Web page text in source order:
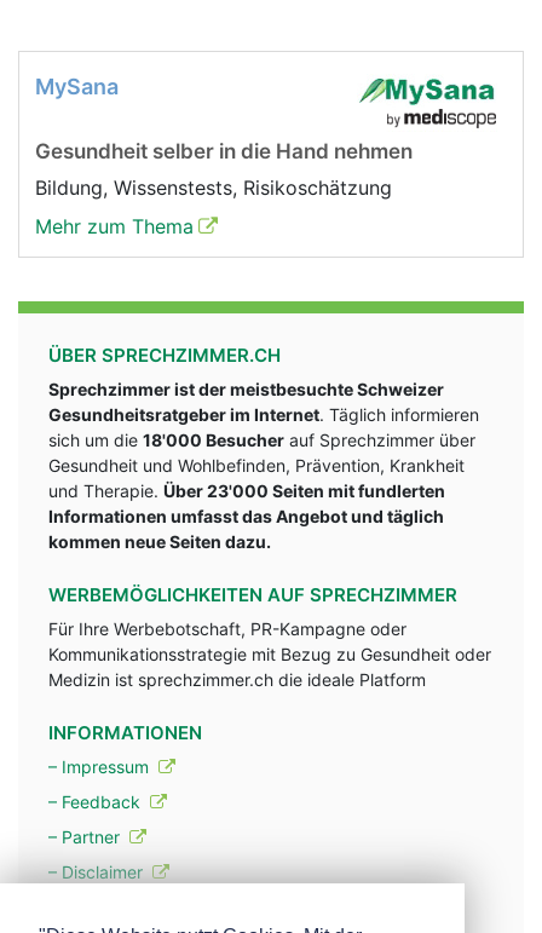
MySana
Gesundheit selber in die Hand nehmen
Bildung, Wissenstests, Risikoschätzung
Mehr zum Thema
ÜBER SPRECHZIMMER.CH
Sprechzimmer ist der meistbesuchte Schweizer
Gesundheitsratgeber im Internet. Täglich informieren
sich um die 18'000 Besucher auf Sprechzimmer über
Gesundheit und Wohlbefinden, Prävention, Krankheit
und Therapie. Über 23'000 Seiten mit fundlerten
Informationen umfasst das Angebot und täglich
kommen neue Seiten dazu.
WERBEMÖGLICHKEITEN AUF SPRECHZIMMER
Für Ihre Werbebotschaft, PR-Kampagne oder
Kommunikationsstrategie mit Bezug zu Gesundheit oder
Medizin ist sprechzimmer.ch die ideale Platform
INFORMATIONEN
– Impressum
– Feedback
– Partner
– Disclaimer